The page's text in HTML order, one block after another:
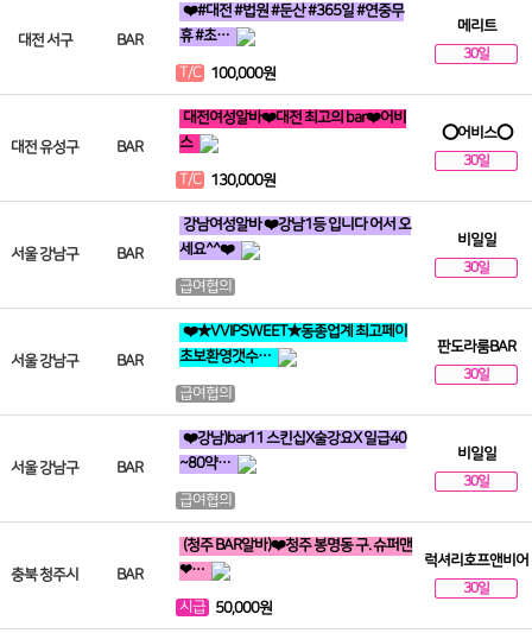
대전 서구 BAR
❤️#대전 #법원 #둔산 #365일 #연중무
휴 #초…
T/C 100,000원
메리트
30일
대전 유성구 BAR
대전여성알바❤️대전 최고의 bar❤️어비
스
T/C 130,000원
⭕어비스⭕
30일
서울 강남구 BAR
강남여성알바 ❤️강남1등 입니다 어서 오
세요^^❤️
급여협의
비일일
30일
서울 강남구 BAR
❤️★VVIPSWEET★동종업계 최고페이
초보환영갯수…
급여협의
판도라룸BAR
30일
서울 강남구 BAR
❤️강남)bar11 스킨십X술강요X 일급40
~80약…
급여협의
비일일
30일
충북 청주시 BAR
(청주 BAR알바)❤️청주 봉명동 구. 슈퍼맨
❤…
시급 50,000원
럭셔리호프앤비어
30일